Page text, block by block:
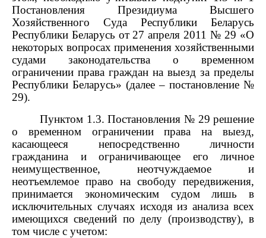
Постановления Президиума Высшего
Хозяйственного Суда Республики Беларусь
Республики Беларусь от 27 апреля 2011 № 29 «О
некоторых вопросах применения хозяйственными
судами законодательства о временном
ограничении права граждан на выезд за пределы
Республики Беларусь» (далее – постановление №
29).
Пунктом 1.3. Постановления № 29 решение
о временном ограничении права на выезд,
касающееся непосредственно личности
гражданина и ограничивающее его личное
неимущественное, неотчуждаемое и
неотъемлемое право на свободу передвижения,
принимается экономическим судом лишь в
исключительных случаях исходя из анализа всех
имеющихся сведений по делу (производству), в
том числе с учетом: